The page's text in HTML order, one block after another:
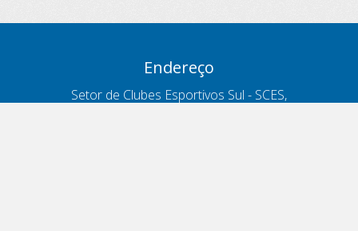
Endereço
Setor de Clubes Esportivos Sul - SCES,